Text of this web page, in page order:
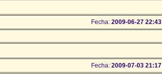
Fecha: 2009-06-27 22:43
Fecha: 2009-07-03 21:17